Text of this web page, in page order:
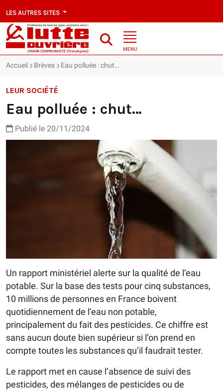
LES AUTRES SITES
MENU
Accueil Brèves Eau polluée : chut…
LEUR SOCIÉTÉ
Eau polluée : chut…
Publié le 20/11/2024
Un rapport ministériel alerte sur la qualité de l’eau
potable. Sur la base des tests pour cinq substances,
10 millions de personnes en France boivent
quotidiennement de l’eau non potable,
principalement du fait des pesticides. Ce chiffre est
sans aucun doute bien supérieur si l’on prend en
compte toutes les substances qu’il faudrait tester.
Le rapport met en cause l’absence de suivi des
pesticides, des mélanges de pesticides ou de